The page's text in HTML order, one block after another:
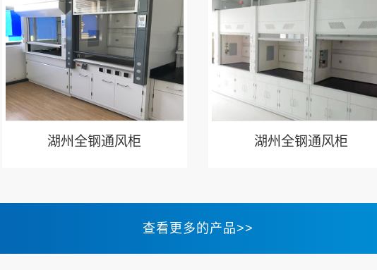
湖州全钢通风柜 湖州全钢通风柜
查看更多的产品>>